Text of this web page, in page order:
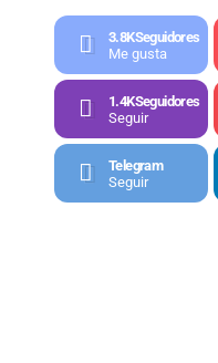
3.8KSeguidores
Me gusta
1.4KSeguidores
Seguir
Telegram
Seguir